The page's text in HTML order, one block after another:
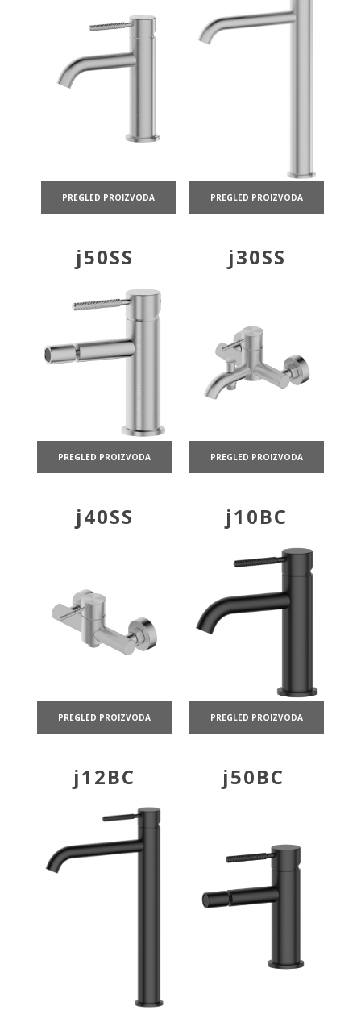
PREGLED PROIZVODA PREGLED PROIZVODA
j50SS
PREGLED PROIZVODA
j30SS
PREGLED PROIZVODA
j40SS
PREGLED PROIZVODA
j10BC
PREGLED PROIZVODA
j12BC j50BC